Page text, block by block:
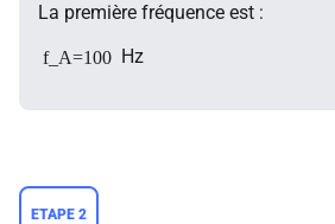
La première fréquence est :
f_A=100 Hz
ETAPE 2